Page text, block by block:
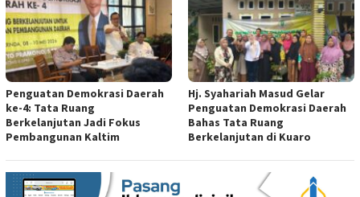
Penguatan Demokrasi Daerah
ke-4: Tata Ruang
Berkelanjutan Jadi Fokus
Pembangunan Kaltim
Hj. Syahariah Masud Gelar
Penguatan Demokrasi Daerah
Bahas Tata Ruang
Berkelanjutan di Kuaro